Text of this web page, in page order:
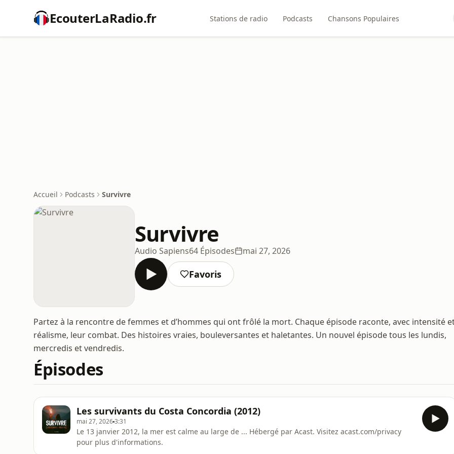
EcouterLaRadio.fr Stations de radio Podcasts Chansons Populaires
Accueil Podcasts Survivre
Survivre
Audio Sapiens64 Épisodes mai 27, 2026
Favoris
Partez à la rencontre de femmes et d’hommes qui ont frôlé la mort. Chaque épisode raconte, avec intensité
réalisme, leur combat. Des histoires vraies, bouleversantes et haletantes. Un nouvel épisode tous les lundis,
mercredis et vendredis.
Épisodes
Les survivants du Costa Concordia (2012)
mai 27, 20263:31
Le 13 janvier 2012, la mer est calme au large de ... Hébergé par Acast. Visitez acast.com/privacy
pour plus d'informations.